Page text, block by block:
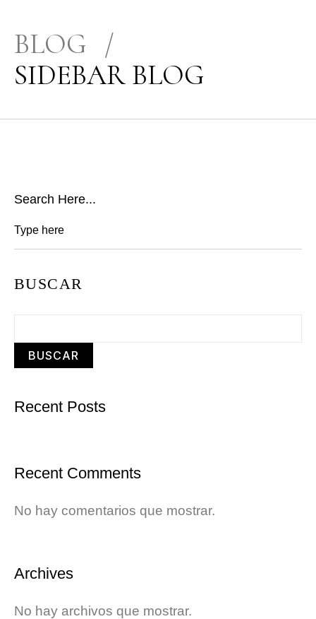
BLOG
/
SIDEBAR BLOG
Search Here...
BUSCAR
BUSCAR
Recent Posts
Recent Comments
No hay comentarios que mostrar.
Archives
No hay archivos que mostrar.